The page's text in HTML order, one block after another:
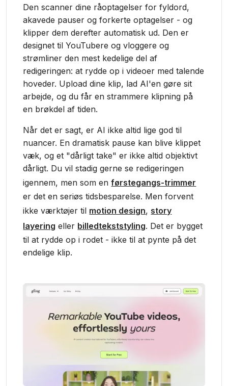
Den scanner dine råoptagelser for fyldord,
akavede pauser og forkerte optagelser - og
klipper dem derefter automatisk ud. Den er
designet til YouTubere og vloggere og
strømliner den mest kedelige del af
redigeringen: at rydde op i videoer med talende
hoveder. Upload dine klip, lad AI'en gøre sit
arbejde, og du får en strammere klipning på
en brøkdel af tiden.
Når det er sagt, er AI ikke altid lige god til
nuancer. En dramatisk pause kan blive klippet
væk, og et "dårligt take" er ikke altid objektivt
dårligt. Du vil stadig gerne se redigeringen
igennem, men som enførstegangs-trimmer
er det en seriøs tidsbesparelse. Men forvent
ikke værktøjer til motion design, story
layering eller billedtekststyling. Det er bygget
til at rydde op i rodet - ikke til at pynte på det
endelige klip.